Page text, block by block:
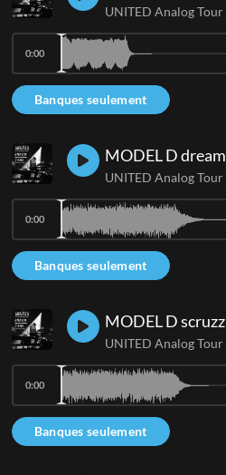
Banques seulement
0:00
MODEL D dream
Banques seulement
0:00
MODEL D scruzz
Banques seulement
0:00